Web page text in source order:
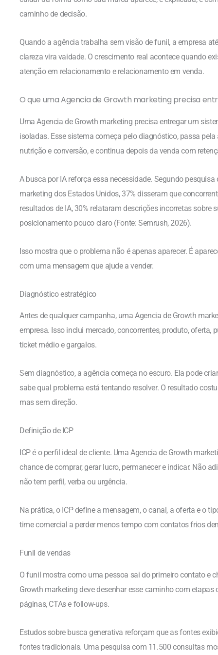
caminho de decisão.
Quando a agência trabalha sem visão de funil, a empresa
clareza vira vaidade. O crescimento real acontece quando
atenção em relacionamento e relacionamento em venda.
O que uma Agencia de Growth marketing precisa
Uma Agencia de Growth marketing precisa entregar um
isoladas. Esse sistema começa pelo diagnóstico, passa
nutrição e conversão, e continua depois da venda com
A busca por IA reforça essa necessidade. Segundo
marketing dos Estados Unidos, 37% disseram que
resultados de IA, 30% relataram descrições incorretas sobre
posicionamento pouco claro (Fonte: Semrush, 2026).
Isso mostra que o problema não é apenas aparecer. É
com uma mensagem que ajude a vender.
Diagnóstico estratégico
Antes de qualquer campanha, uma Agencia de Growth
empresa. Isso inclui mercado, concorrentes, produto, oferta,
ticket médio e gargalos.
Sem diagnóstico, a agência começa no escuro. Ela pode
sabe qual problema está tentando resolver. O resultado
mas sem direção.
Definição de ICP
ICP é o perfil ideal de cliente. Uma Agencia de Growth
chance de comprar, gerar lucro, permanecer e indicar. Não
não tem perfil, verba ou urgência.
Na prática, o ICP define a mensagem, o canal, a oferta e o
time comercial a perder menos tempo com contatos frios
Funil de vendas
O funil mostra como uma pessoa sai do primeiro contato e
Growth marketing deve desenhar esse caminho com etapas
páginas, CTAs e follow-ups.
Estudos sobre busca generativa reforçam que as fontes
fontes tradicionais. Uma pesquisa com 11.500 consultas